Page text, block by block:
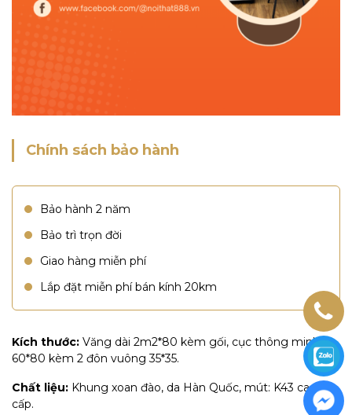
Chính sách bảo hành
Bảo hành 2 năm
Bảo trì trọn đời
Giao hàng miễn phí
Lắp đặt miễn phí bán kính 20km
Kích thước: Văng dài 2m2*80 kèm gối, cục thông minh
60*80 kèm 2 đôn vuông 35*35.
Chất liệu: Khung xoan đào, da Hàn Quốc, mút: K43 cao
cấp.